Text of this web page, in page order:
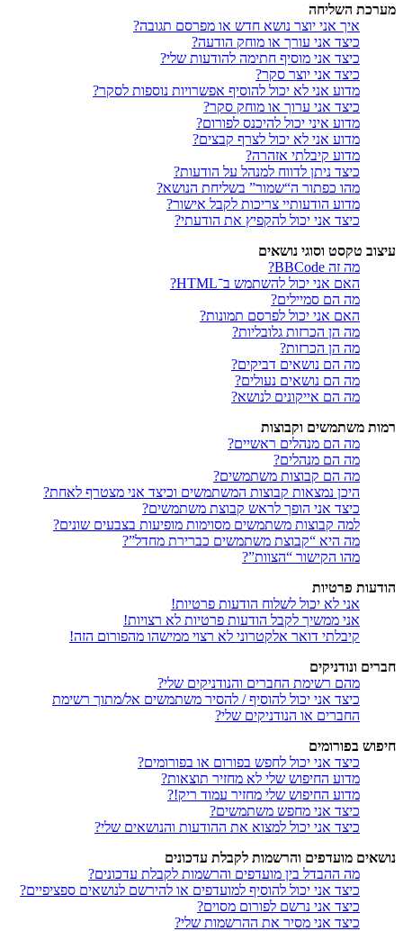
מערכת השליחה
איך אני יוצר נושא חדש או מפרסם תגובה?
כיצד אני עורך או מוחק הודעה?
כיצד אני מוסיף חתימה להודעות שלי?
כיצד אני יוצר סקר?
מדוע אני לא יכול להוסיף אפשרויות נוספות לסקר?
כיצד אני ערוך או מוחק סקר?
מדוע איני יכול להיכנס לפורום?
מדוע אני לא יכול לצרף קבצים?
מדוע קיבלתי אזהרה?
כיצד ניתן לדווח למנהל על הודעות?
מהו כפתור ה“שמור” בשליחת הנושא?
מדוע הודעותיי צריכות לקבל אישור?
כיצד אני יכול להקפיץ את הודעתי?
עיצוב טקסט וסוגי נושאים
מה זה BBCode?
האם אני יכול להשתמש ב־HTML?
מה הם סמיילים?
האם אני יכול לפרסם תמונות?
מה הן הכרזות גלובליות?
מה הן הכרזות?
מה הם נושאים דביקים?
מה הם נושאים נעולים?
מה הם אייקונים לנושא?
רמות משתמשים וקבוצות
מה הם מנהלים ראשיים?
מה הם מנהלים?
מה הם קבוצות משתמשים?
היכן נמצאות קבוצות המשתמשים וכיצד אני מצטרף לאחת?
כיצד אני הופך לראש קבוצת משתמשים?
למה קבוצות משתמשים מסוימות מופיעות בצבעים שונים?
מה היא “קבוצת משתמשים כברירת מחדל”?
מהו הקישור “הצוות”?
הודעות פרטיות
אני לא יכול לשלוח הודעות פרטיות!
אני ממשיך לקבל הודעות פרטיות לא רצויות!
קיבלתי דואר אלקטרוני לא רצוי ממישהו מהפורום הזה!
חברים ונודניקים
מהם רשימת החברים והנודניקים שלי?
כיצד אני יכול להוסיף / להסיר משתמשים אל/מתוך רשימת
החברים או הנודניקים שלי?
חיפוש בפורומים
כיצד אני יכול לחפש בפורום או בפורומים?
מדוע החיפוש שלי לא מחזיר תוצאות?
מדוע החיפוש שלי מחזיר עמוד ריק!?
כיצד אני מחפש משתמשים?
כיצד אני יכול למצוא את ההודעות והנושאים שלי?
נושאים מועדפים והרשמות לקבלת עדכונים
מה ההבדל בין מועדפים והרשמות לקבלת עדכונים?
כיצד אני יכול להוסיף למועדפים או להירשם לנושאים ספציפיים?
כיצד אני נרשם לפורום מסוים?
כיצד אני מסיר את ההרשמות שלי?